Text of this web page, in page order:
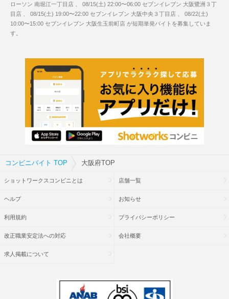
ローソン 南堀江一丁目店 、 08/15(土) 22:00〜06:00 セブンイレブン 大阪鷺洲３丁
目店 、 08/15(土) 19:00〜22:00 セブンイレブン 大阪中央３丁目店 、 08/22(土)
10:00〜15:00 セブンイレブン 大阪生玉前町店 が短期単発バイトを募集していま
す。
コンビニバイト TOP 大阪府TOP
ショットワークスコンビニとは 店舗一覧
ヘルプ お知らせ
利用規約 プライバシーポリシー
改正職業安定法への対応 会社概要
求人掲載について